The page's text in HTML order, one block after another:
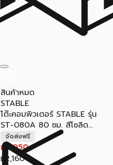
สินค้าหมด
STABLE
โต๊ะคอมพิวเตอร์ STABLE รุ่น
ST-080A 80 ซม. สีโซลิด...
จัดส่งฟรี
฿ 2,050
฿ 2,160